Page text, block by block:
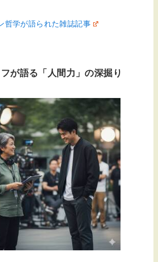
哲学が語られた雑誌記事
が語る「人間力」の深掘り